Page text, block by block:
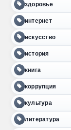
здоровье
интернет
искусство
история
книга
коррупция
культура
литература